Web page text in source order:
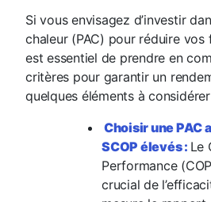
Si vous envisagez d’investir
chaleur (PAC) pour réduire vos
est essentiel de prendre en
critères pour garantir un
quelques éléments à
Choisir une PAC
SCOP élevés : Le
Performance
crucial de